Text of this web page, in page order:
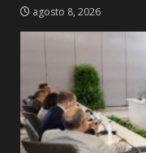
agosto 8, 2026